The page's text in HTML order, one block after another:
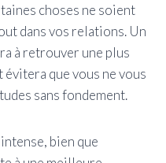
choses ne soient
dans vos relations. Un
à retrouver une plus
que vous ne vous
sans fondement.
bien que